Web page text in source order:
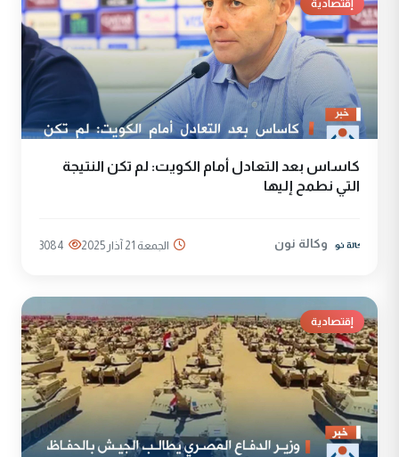
إقتصادية
كاساس بعد التعادل أمام الكويت: لم تكن النتيجة
التي نطمح إليها
وكالة نون الجمعة 21 آذار 2025 3084
إقتصادية